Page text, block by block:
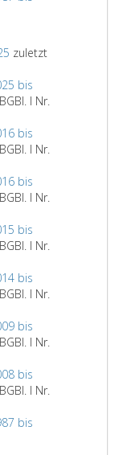
zuletzt
bis
I Nr.
bis
I Nr.
bis
I Nr.
bis
I Nr.
bis
I Nr.
bis
I Nr.
bis
I Nr.
bis